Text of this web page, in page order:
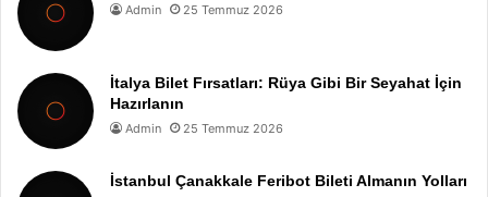
Admin 25 Temmuz 2026
İtalya Bilet Fırsatları: Rüya Gibi Bir Seyahat İçin
Hazırlanın
Admin 25 Temmuz 2026
İstanbul Çanakkale Feribot Bileti Almanın Yolları